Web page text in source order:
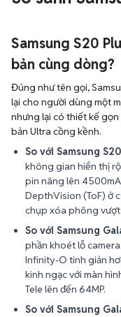
Samsung S20
bản cùng dòng?
Đúng như tên gọi,
lại cho người dùng một
nhưng lại có thiết kế
bản Ultra cồng kềnh.
So với Samsung
không gian hiển thị
pin nâng lên
DepthVision (ToF) ở
chụp xóa phông
So với Samsung
phần khoét lỗ
Infinity-O tinh giản
kinh ngạc với màn
Tele lên đến 64MP.
So với Samsung